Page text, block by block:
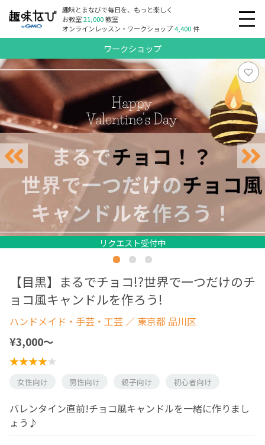
趣味とまなびで毎日を、もっと楽しく
お教室21,000教室
オンラインレッスン・ワークショップ4,400件
ワークショップ
リクエスト受付中
リクエスト受付中
リクエスト受付中
リクエスト受付中
【目黒】まるでチョコ!?世界で一つだけのチ
ョコ風キャンドルを作ろう!
ハンドメイド・手芸・工芸 ／ 東京都 品川区
¥3,000〜
女性向け 男性向け 親子向け 初心者向け
バレンタイン直前!チョコ風キャンドルを一緒に作りまし
ょう♪